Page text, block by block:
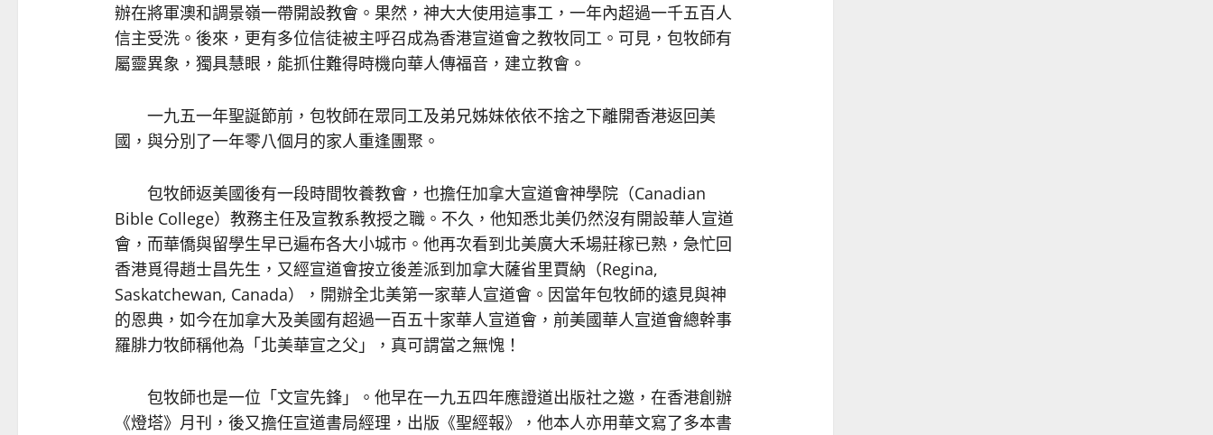
辦在將軍澳和調景嶺一帶開設教會。果然，神大大使用這事工，一年內超過一千五百人
信主受洗。後來，更有多位信徒被主呼召成為香港宣道會之教牧同工。可見，包牧師有
屬靈異象，獨具慧眼，能抓住難得時機向華人傳福音，建立教會。
一九五一年聖誕節前，包牧師在眾同工及弟兄姊妹依依不捨之下離開香港返回美
國，與分別了一年零八個月的家人重逢團聚。
包牧師返美國後有一段時間牧養教會，也擔任加拿大宣道會神學院（Canadian
Bible College）教務主任及宣教系教授之職。不久，他知悉北美仍然沒有開設華人宣道
會，而華僑與留學生早已遍布各大小城市。他再次看到北美廣大禾場莊稼已熟，急忙回
香港覓得趙士昌先生，又經宣道會按立後差派到加拿大薩省里賈納（Regina,
Saskatchewan, Canada），開辦全北美第一家華人宣道會。因當年包牧師的遠見與神
的恩典，如今在加拿大及美國有超過一百五十家華人宣道會，前美國華人宣道會總幹事
羅腓力牧師稱他為「北美華宣之父」，真可謂當之無愧！
包牧師也是一位「文宣先鋒」。他早在一九五四年應證道出版社之邀，在香港創辦
《燈塔》月刊，後又擔任宣道書局經理，出版《聖經報》，他本人亦用華文寫了多本書